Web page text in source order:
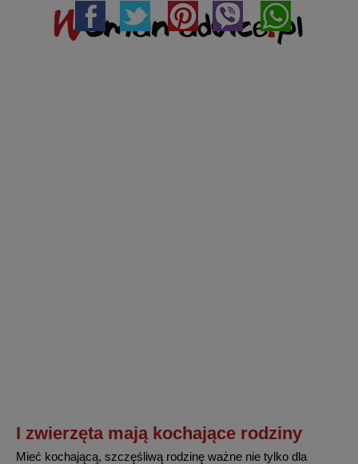
I zwierzęta mają kochające rodziny
Mieć kochającą, szczęśliwą rodzinę ważne nie tylko dla